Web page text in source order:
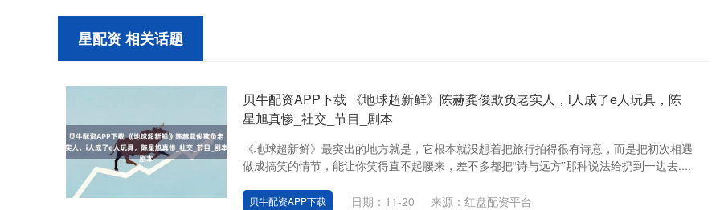
星配资 相关话题
贝牛配资APP下载 《地球超新鲜》陈赫龚俊欺负老实人，i人成了e人玩具，陈
星旭真惨_社交_节目_剧本
《地球超新鲜》最突出的地方就是，它根本就没想着把旅行拍得很有诗意，而是把初次相遇
做成搞笑的情节，能让你笑得直不起腰来，差不多都把“诗与远方”那种说法给扔到一边去....
贝牛配资APP下载 日期：11-20
来源：红盘配资平台